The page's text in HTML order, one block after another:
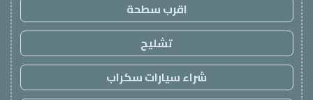
اقرب سطحة
تشليح
شراء سيارات سكراب